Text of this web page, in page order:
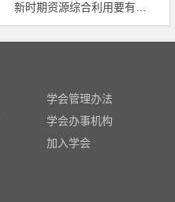
新时期资源综合利用要有新突破
学会管理办法
学会办事机构
加入学会